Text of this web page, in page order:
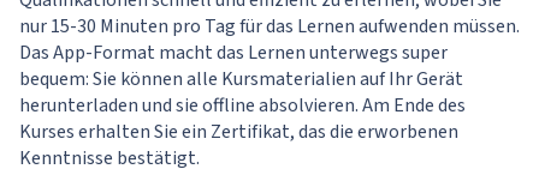
nur 15-30 Minuten pro Tag für das Lernen aufwenden müssen.
Das App-Format macht das Lernen unterwegs super
bequem: Sie können alle Kursmaterialien auf Ihr Gerät
herunterladen und sie offline absolvieren. Am Ende des
Kurses erhalten Sie ein Zertifikat, das die erworbenen
Kenntnisse bestätigt.